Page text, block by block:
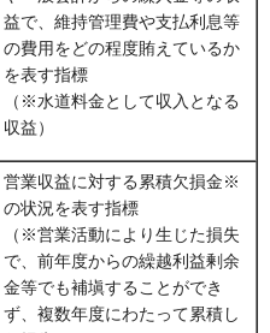
益で、維持管理費や支払利息等
の費用をどの程度賄えているか
を表す指標
（※水道料金として収入となる
収益）
営業収益に対する累積欠損金※
の状況を表す指標
（※営業活動により生じた損失
で、前年度からの繰越利益剰余
金等でも補塡することができ
ず、複数年度にわたって累積し